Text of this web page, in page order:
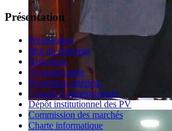
Présentation
Présentation
Mot du directeur
Historique
Organigramme
Règlement intérieur
Conseil d'administration
Dépôt institutionnel des PV
Commission des marchés
Charte informatique